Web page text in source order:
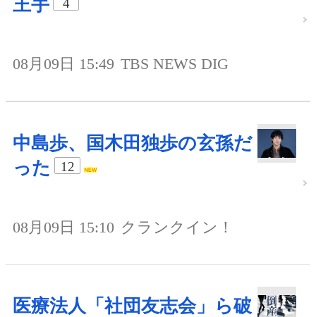
王手
4
08月09日 15:49 TBS NEWS DIG
中島歩、国木田独歩の玄孫だ
った
12
08月09日 15:10 クランクイン！
医療法人「社団友志会」ら破